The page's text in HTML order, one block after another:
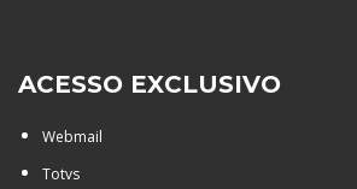
ACESSO EXCLUSIVO
Webmail
Totvs